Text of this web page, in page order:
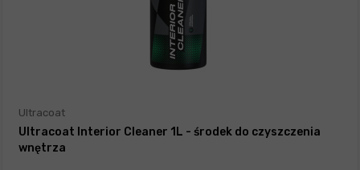
Ultracoat
Ultracoat Interior Cleaner 1L - środek do czyszczenia
wnętrza